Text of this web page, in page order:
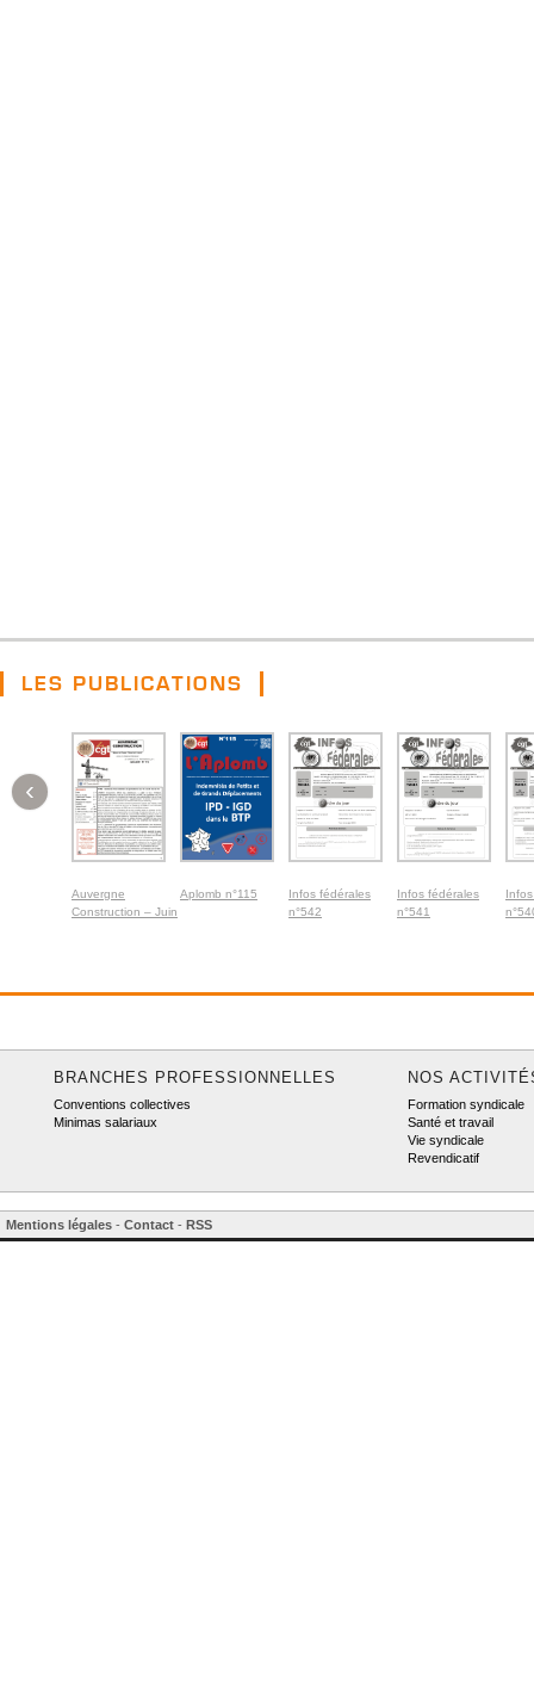
LES PUBLICATIONS
Auvergne
Construction – Juin
Aplomb n°115
Infos fédérales
n°542
Infos fédérales
n°541
‹
BRANCHES PROFESSIONNELLES
Conventions collectives
Minimas salariaux
NOS
Formation syndicale
Santé et travail
Vie syndicale
Revendicatif
Mentions légales - Contact - RSS